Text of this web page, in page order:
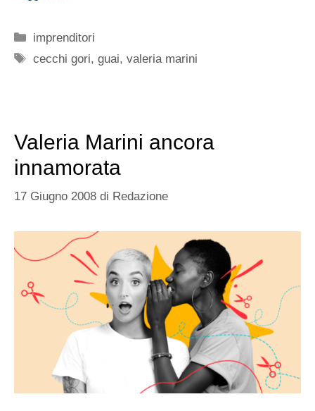
Categorie
imprenditori
Tag
cecchi gori,guai,valeria marini
Valeria Marini ancora
innamorata
17 Giugno 2008 di Redazione